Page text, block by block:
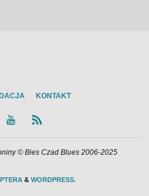
KONTAKT
© Bies Czad Blues 2006-2025
& WORDPRESS.